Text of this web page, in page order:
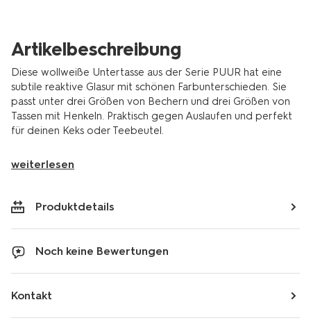
Artikelbeschreibung
Diese wollweiße Untertasse aus der Serie PUUR hat eine
subtile reaktive Glasur mit schönen Farbunterschieden. Sie
passt unter drei Größen von Bechern und drei Größen von
Tassen mit Henkeln. Praktisch gegen Auslaufen und perfekt
für deinen Keks oder Teebeutel.
weiterlesen
Produktdetails
Noch keine Bewertungen
Kontakt